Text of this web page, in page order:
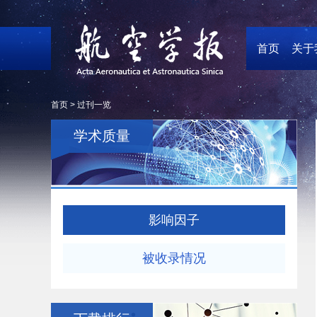
首页 关于
首页 > 过刊一览
学术质量
影响因子
被收录情况